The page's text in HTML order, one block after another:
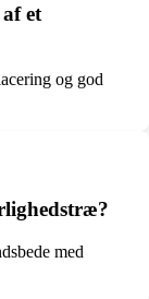
et
og god
med